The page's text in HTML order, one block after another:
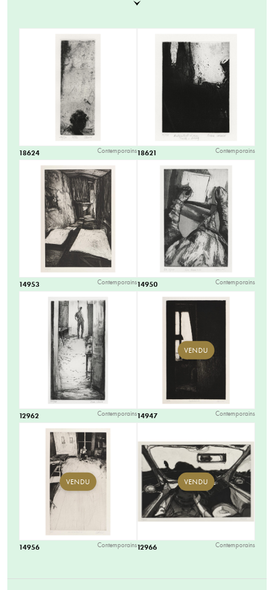
18624 Contemporains18621 Contemporains
14953 Contemporains14950 Contemporains
12962 Contemporains
VENDU
14947 Contemporains
VENDU
14956 Contemporains
VENDU
12966 Contemporains